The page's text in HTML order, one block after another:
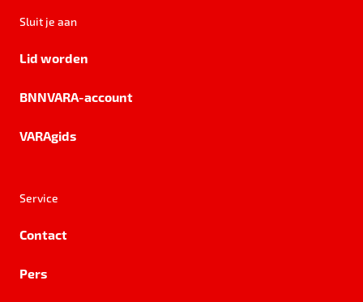
Sluit je aan
Lid worden
BNNVARA-account
VARAgids
Service
Contact
Pers